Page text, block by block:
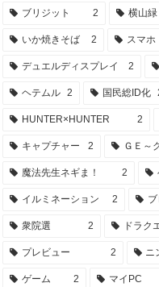
ブリジット 2 横山緑
いか焼きそば 2 スマホ
デュエルディスプレイ 2
ヘテムル 2 国民総ID化
HUNTER×HUNTER 2
キャプチャー 2 ＧＥ～
魔法先生ネギま！ 2
イルミネーション 2
衆院選 2 ドラク
プレビュー 2 ニ
ゲーム 2 マイPC